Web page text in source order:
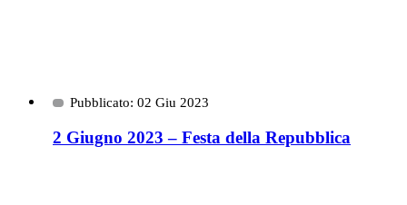
Pubblicato: 02 Giu 2023
2 Giugno 2023 – Festa della Repubblica